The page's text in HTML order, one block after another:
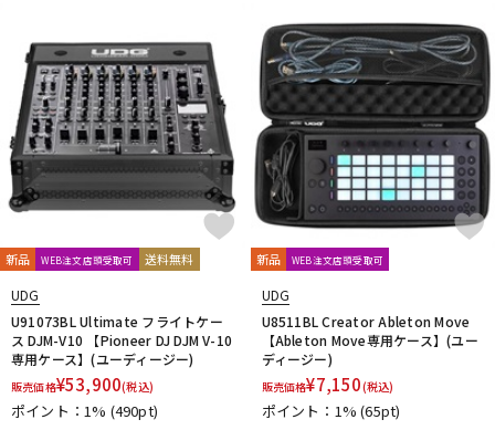
配信/ライブ機器 楽器アクセサリ
中古 ヴィンテージ
新品 WEB注文店頭受取可 送料無料
UDG
U91073BL Ultimate フライトケー
ス DJM-V10 【Pioneer DJ DJM V-10
専用ケース】(ユーディージー)
販売価格¥53,900(税込)
ポイント：1% (490pt)
新品 WEB注文店頭受取可
UDG
U8511BL Creator Ableton Move
【Ableton Move専用ケース】(ユー
ディージー)
販売価格¥7,150(税込)
ポイント：1%(65pt)